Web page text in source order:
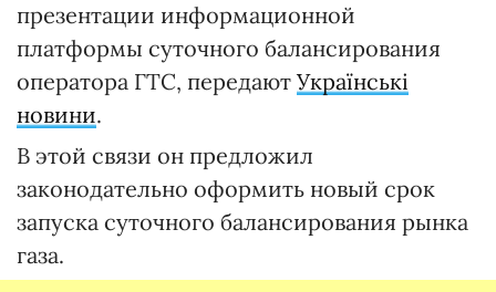
презентации информационной
платформы суточного балансирования
оператора ГТС, передают Українські
новини.
В этой связи он предложил
законодательно оформить новый срок
запуска суточного балансирования рынка
газа.